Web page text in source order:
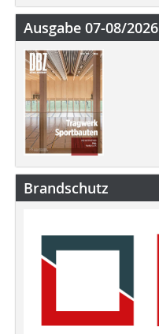
Ausgabe 07-08/2026
Brandschutz